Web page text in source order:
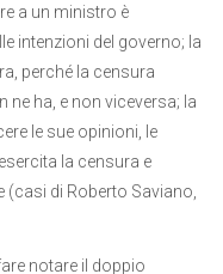
a un ministro è
intenzioni del governo; la
perché la censura
ne ha, e non viceversa; la
le sue opinioni, le
la censura e
(casi di Roberto Saviano,
notare il doppio